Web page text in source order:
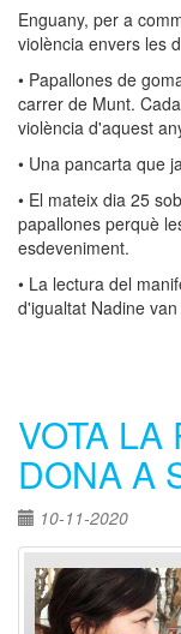
Enguany, per a
violència envers les
• Papallones de
carrer de Munt.
violència d'aquest
• Una pancarta que
• El mateix dia 25
papallones perquè
esdeveniment.
• La lectura del
d'igualtat Nadine
VOTA LA
DONA A
10-11-2020